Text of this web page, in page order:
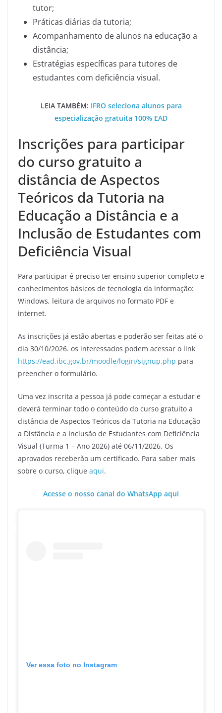
tutor;
Práticas diárias da tutoria;
Acompanhamento de alunos na educação a
distância;
Estratégias específicas para tutores de
estudantes com deficiência visual.
LEIA TAMBÉM: IFRO seleciona alunos para
especialização gratuita 100% EAD
Inscrições para participar
do curso gratuito a
distância de Aspectos
Teóricos da Tutoria na
Educação a Distância e a
Inclusão de Estudantes com
Deficiência Visual
Para participar é preciso ter ensino superior completo e
conhecimentos básicos de tecnologia da informação:
Windows, leitura de arquivos no formato PDF e
internet.
As inscrições já estão abertas e poderão ser feitas até o
dia 30/10/2026. os interessados podem acessar o link
https://ead.ibc.gov.br/moodle/login/signup.php para
preencher o formulário.
Uma vez inscrita a pessoa já pode começar a estudar e
deverá terminar todo o conteúdo do curso gratuito a
distância de Aspectos Teóricos da Tutoria na Educação
a Distância e a Inclusão de Estudantes com Deficiência
Visual (Turma 1 – Ano 2026) até 06/11/2026. Os
aprovados receberão um certificado. Para saber mais
sobre o curso, clique aqui.
Acesse o nosso canal do WhatsApp aqui
Ver essa foto no Instagram